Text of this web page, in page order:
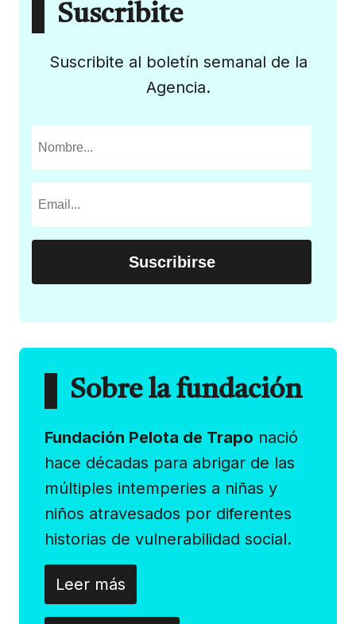
Suscribite
Suscribite al boletín semanal de la
Agencia.
Sobre la fundación
Fundación Pelota de Trapo nació
hace décadas para abrigar de las
múltiples intemperies a niñas y
niños atravesados por diferentes
historias de vulnerabilidad social.
Leer más